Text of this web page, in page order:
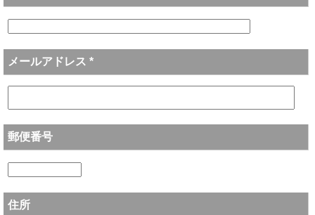
メールアドレス *
郵便番号
住所